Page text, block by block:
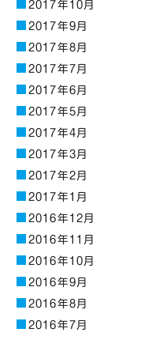
2017年10月
2017年9月
2017年8月
2017年7月
2017年6月
2017年5月
2017年4月
2017年3月
2017年2月
2017年1月
2016年12月
2016年11月
2016年10月
2016年9月
2016年8月
2016年7月